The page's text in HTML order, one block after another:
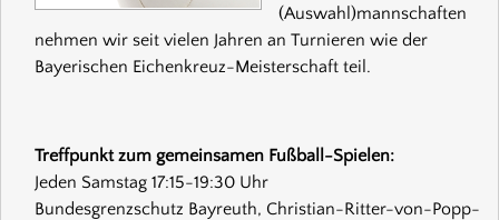
(Auswahl)mannschaften
nehmen wir seit vielen Jahren an Turnieren wie der
Bayerischen Eichenkreuz-Meisterschaft teil.
Treffpunkt zum gemeinsamen Fußball-Spielen:
Jeden Samstag 17:15-19:30 Uhr
Bundesgrenzschutz Bayreuth, Christian-Ritter-von-Popp-